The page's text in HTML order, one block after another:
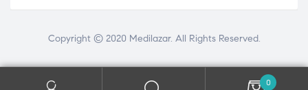
Copyright © 2020 Medilazar. All Rights Reserved.
0